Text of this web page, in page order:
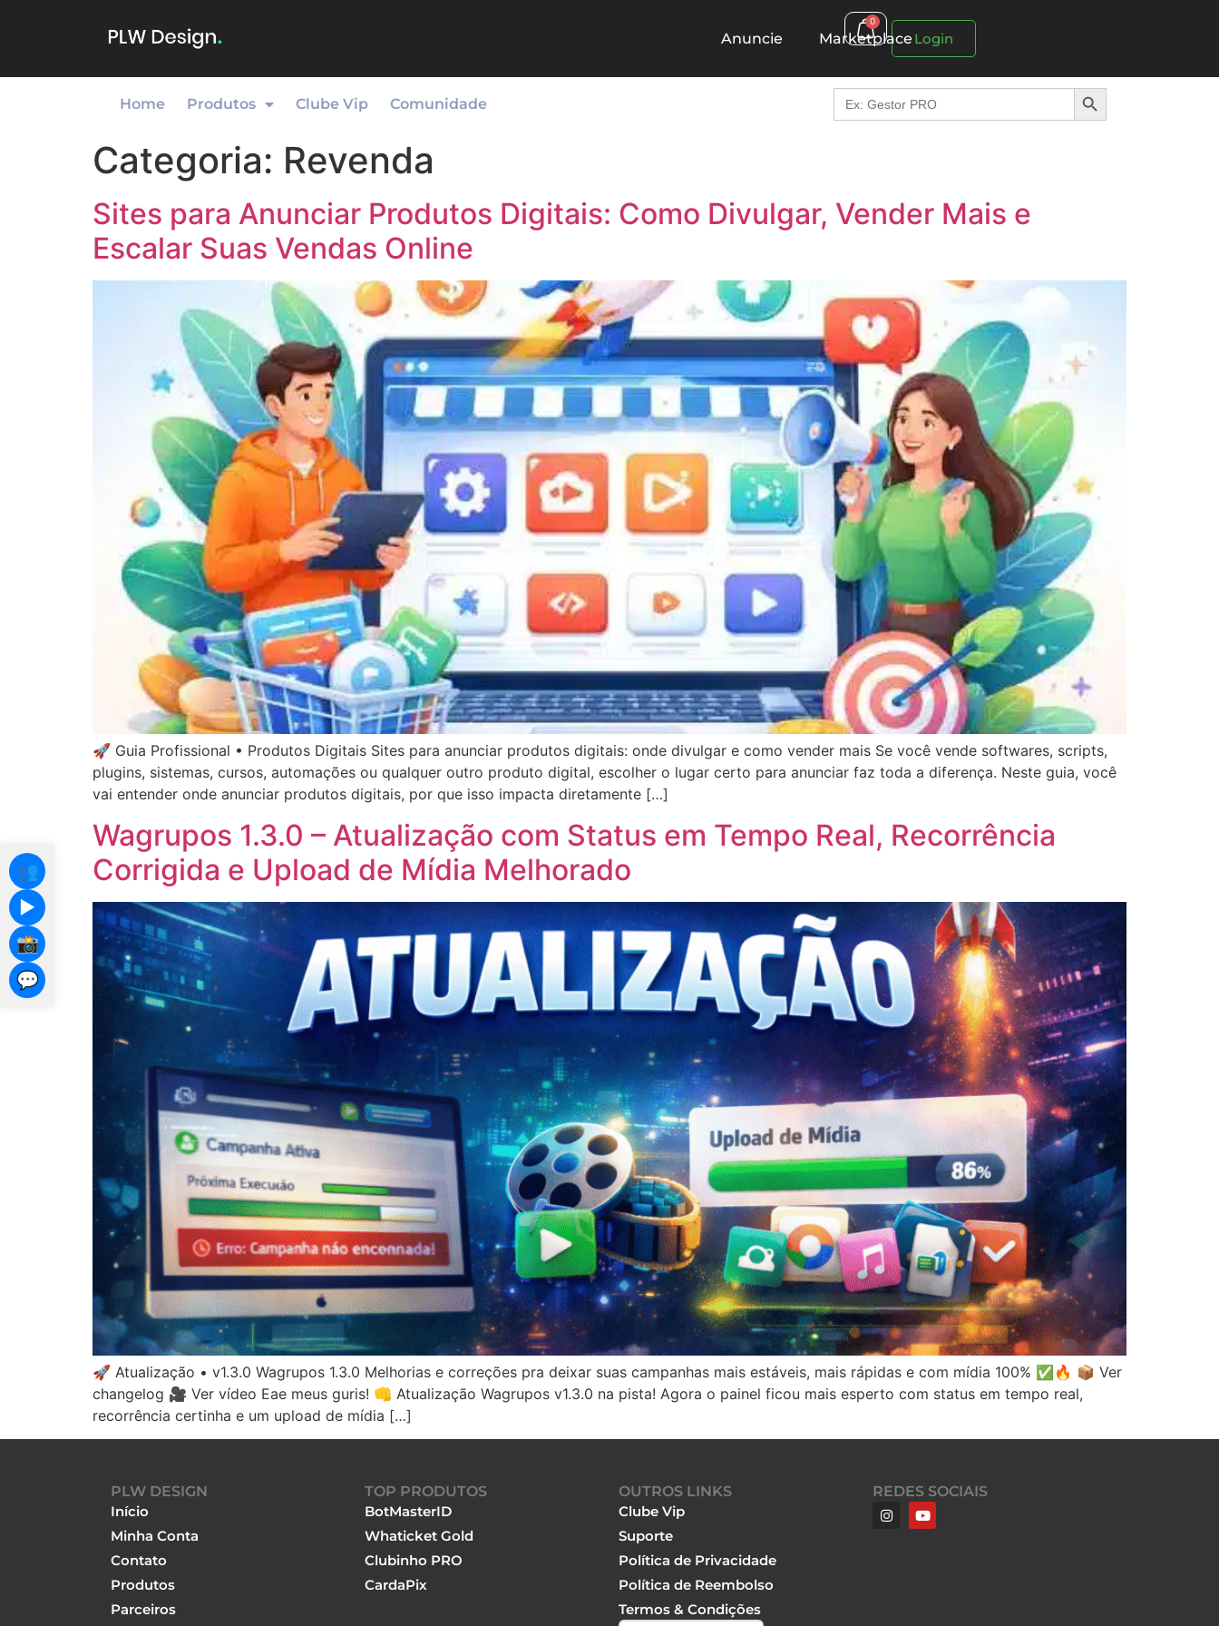
Anuncie Marketplace
0
Login
Home Produtos Clube Vip Comunidade
Search
for:
Search Button
Categoria: Revenda
Sites para Anunciar Produtos Digitais: Como Divulgar, Vender Mais e
Escalar Suas Vendas Online
🚀 Guia Profissional • Produtos Digitais Sites para anunciar produtos digitais: onde divulgar e como vender mais Se você vende softwares, scripts,
plugins, sistemas, cursos, automações ou qualquer outro produto digital, escolher o lugar certo para anunciar faz toda a diferença. Neste guia, você
vai entender onde anunciar produtos digitais, por que isso impacta diretamente […]
Wagrupos 1.3.0 – Atualização com Status em Tempo Real, Recorrência
Corrigida e Upload de Mídia Melhorado
🚀 Atualização • v1.3.0 Wagrupos 1.3.0 Melhorias e correções pra deixar suas campanhas mais estáveis, mais rápidas e com mídia 100% ✅🔥 📦 Ver
changelog 🎥 Ver vídeo Eae meus guris! 👊 Atualização Wagrupos v1.3.0 na pista! Agora o painel ficou mais esperto com status em tempo real,
recorrência certinha e um upload de mídia […]
PLW DESIGN
Início
Minha Conta
Contato
Produtos
Parceiros
TOP PRODUTOS
BotMasterID
Whaticket Gold
Clubinho PRO
CardaPix
👥
▶️
📸
💬
OUTROS LINKS
Clube Vip
Suporte
Política de Privacidade
Política de Reembolso
Termos & Condições
REDES SOCIAIS